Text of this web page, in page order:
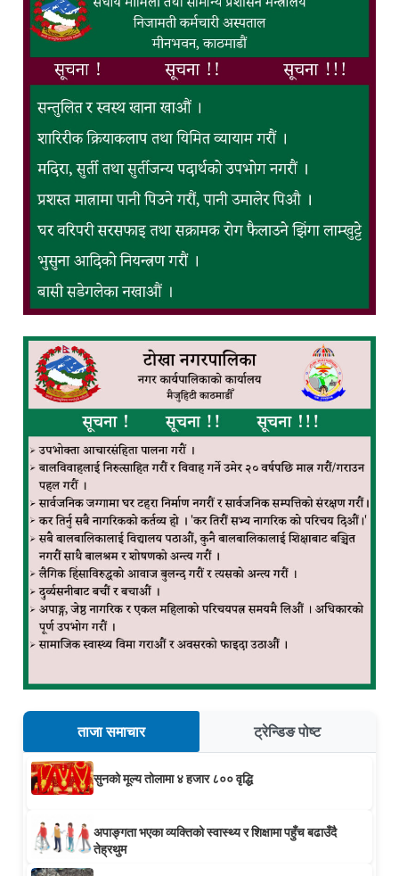
ताजा समाचार ट्रेन्डिङ पोष्ट
सुनको मूल्य तोलामा ४ हजार ८०० वृद्धि
अपाङ्गता भएका व्यक्तिको स्वास्थ्य र शिक्षामा पहुँच बढाउँदै
तेह्रथुम